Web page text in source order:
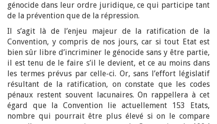
génocide dans leur ordre juridique, ce qui participe tant
de la prévention que de la répression.
Il s’agit là de l’enjeu majeur de la ratification de la
Convention, y compris de nos jours, car si tout Etat est
bien sûr libre d’incriminer le génocide sans y être partie,
il est tenu de le faire s’il le devient, et ce au moins dans
les termes prévus par celle-ci. Or, sans l’effort législatif
résultant de la ratification, on constate que les codes
pénaux restent souvent lacunaires. On rappellera à cet
égard que la Convention lie actuellement 153 Etats,
nombre qui pourrait être plus élevé si on le compare